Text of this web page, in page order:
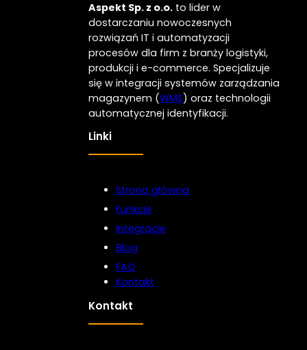
Aspekt Sp. z o.o. to lider w
dostarczaniu nowoczesnych
rozwiązań IT i automatyzacji
procesów dla firm z branży logistyki,
produkcji i e-commerce. Specjalizuje
się w integracji systemów zarządzania
magazynem (WMS) oraz technologii
automatycznej identyfikacji.
Linki
Strona główna
Funkcje
Integracje
Blog
FAQ
Kontakt
Kontakt